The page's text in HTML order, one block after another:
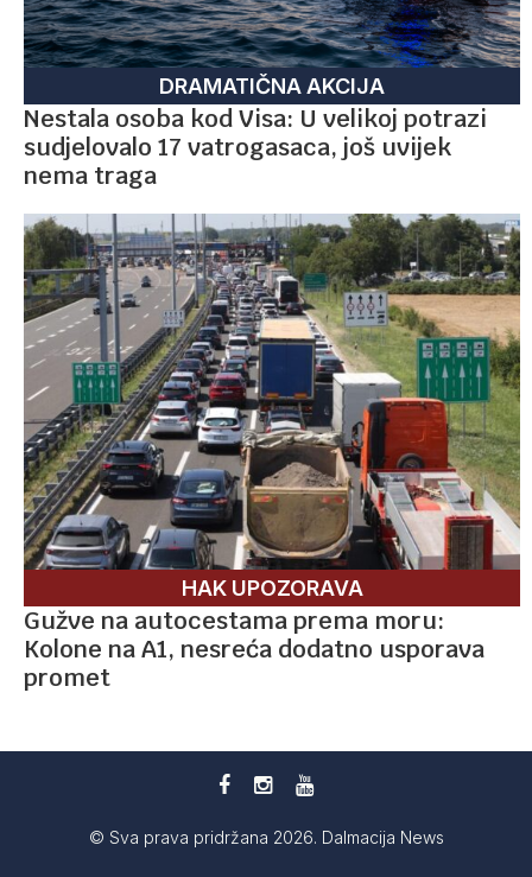
DRAMATIČNA AKCIJA
Nestala osoba kod Visa: U velikoj potrazi
sudjelovalo 17 vatrogasaca, još uvijek
nema traga
HAK UPOZORAVA
Gužve na autocestama prema moru:
Kolone na A1, nesreća dodatno usporava
promet
© Sva prava pridržana 2026. Dalmacija News